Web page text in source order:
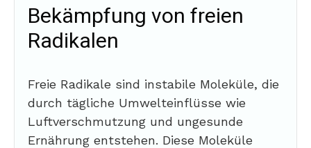
Bekämpfung von freien
Radikalen
Freie Radikale sind instabile Moleküle, die
durch tägliche Umwelteinflüsse wie
Luftverschmutzung und ungesunde
Ernährung entstehen. Diese Moleküle